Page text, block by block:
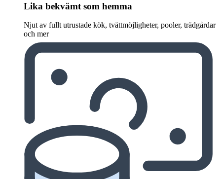
Lika bekvämt som hemma
Njut av fullt utrustade kök, tvättmöjligheter, pooler, trädgårdar
och mer